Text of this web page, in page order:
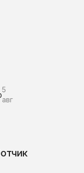
5
авг